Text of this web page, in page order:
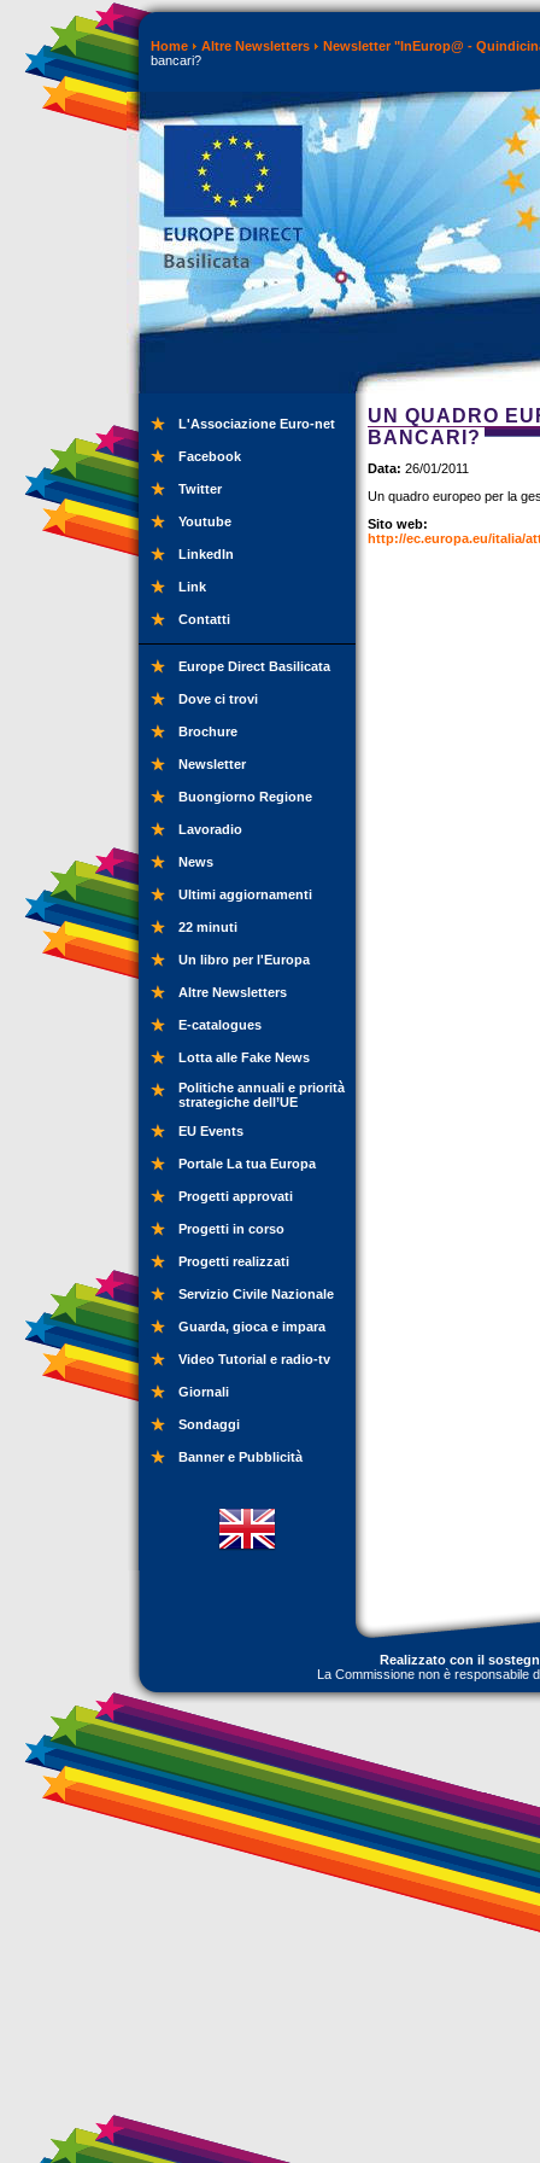
Home Altre Newsletters
Newsletter "InEurop@ -
bancari?
L'Associazione Euro-net
Facebook
Twitter
Youtube
LinkedIn
Link
Contatti
Europe Direct Basilicata
Dove ci trovi
Brochure
Newsletter
Buongiorno Regione
Lavoradio
News
Ultimi aggiornamenti
22 minuti
Un libro per l'Europa
Altre Newsletters
E-catalogues
Lotta alle Fake News
Politiche annuali e priorità
strategiche dell’UE
EU Events
Portale La tua Europa
Progetti approvati
Progetti in corso
Progetti realizzati
Servizio Civile Nazionale
Guarda, gioca e impara
Video Tutorial e radio-tv
Giornali
Sondaggi
Banner e Pubblicità
UN QUADRO
BANCARI?
Data: 26/01/2011
Un quadro europeo per la
Sito web:
http://ec.europa.eu/italia/
Realizzato con il
La Commissione non è responsabile